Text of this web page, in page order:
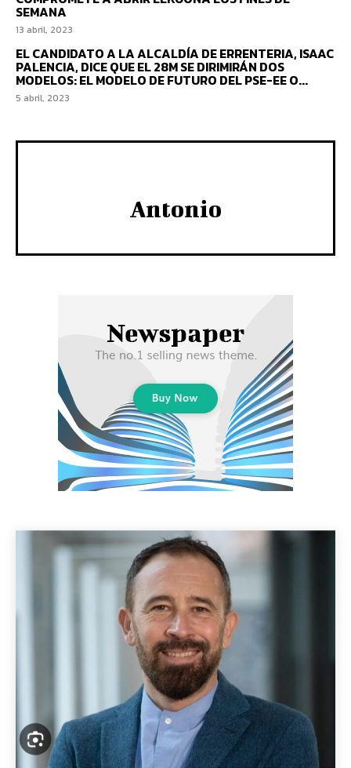
SEMANA
13 abril, 2023
EL CANDIDATO A LA ALCALDÍA DE ERRENTERIA, ISAAC
PALENCIA, DICE QUE EL 28M SE DIRIMIRÁN DOS
MODELOS: EL MODELO DE FUTURO DEL PSE-EE O...
5 abril, 2023
Antonio